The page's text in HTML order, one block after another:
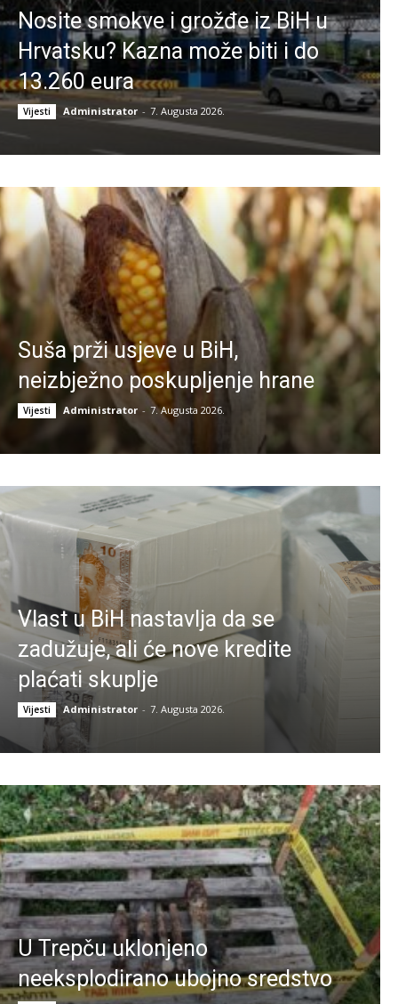
Nosite smokve i grožđe iz BiH u
Hrvatsku? Kazna može biti i do
13.260 eura
Vijesti Administrator - 7. Augusta 2026.
Suša prži usjeve u BiH,
neizbježno poskupljenje hrane
Vijesti Administrator - 7. Augusta 2026.
Vlast u BiH nastavlja da se
zadužuje, ali će nove kredite
plaćati skuplje
Vijesti Administrator - 7. Augusta 2026.
U Trepču uklonjeno
neeksplodirano ubojno sredstvo